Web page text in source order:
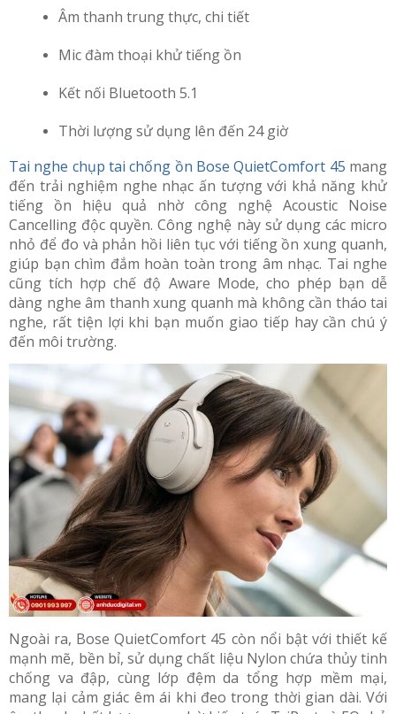
Âm thanh trung thực, chi tiết
Mic đàm thoại khử tiếng ồn
Kết nối Bluetooth 5.1
Thời lượng sử dụng lên đến 24 giờ
Tai nghe chụp tai chống ồn Bose QuietComfort 45 mang
đến trải nghiệm nghe nhạc ấn tượng với khả năng khử
tiếng ồn hiệu quả nhờ công nghệ Acoustic Noise
Cancelling độc quyền. Công nghệ này sử dụng các micro
nhỏ để đo và phản hồi liên tục với tiếng ồn xung quanh,
giúp bạn chìm đắm hoàn toàn trong âm nhạc. Tai nghe
cũng tích hợp chế độ Aware Mode, cho phép bạn dễ
dàng nghe âm thanh xung quanh mà không cần tháo tai
nghe, rất tiện lợi khi bạn muốn giao tiếp hay cần chú ý
đến môi trường.
Ngoài ra, Bose QuietComfort 45 còn nổi bật với thiết kế
mạnh mẽ, bền bỉ, sử dụng chất liệu Nylon chứa thủy tinh
chống va đập, cùng lớp đệm da tổng hợp mềm mại,
mang lại cảm giác êm ái khi đeo trong thời gian dài. Với